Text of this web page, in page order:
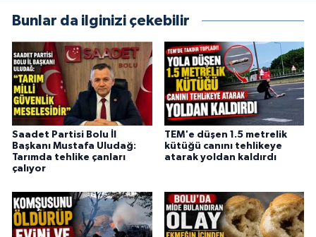
Bunlar da ilginizi çekebilir
Saadet Partisi Bolu İl
Başkanı Mustafa Uludağ:
Tarımda tehlike çanları
çalıyor
TEM'e düşen 1.5 metrelik
kütüğü canını tehlikeye
atarak yoldan kaldırdı